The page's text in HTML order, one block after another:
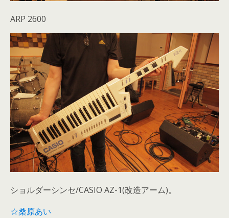
ARP 2600
ショルダーシンセ/CASIO AZ-1(改造アーム)。
☆桑原あい